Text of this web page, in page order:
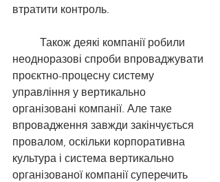
втратити контроль.
неодноразові спроби впроваджувати
проєктно-процесну систему
управління у вертикально
організовані компанії. Але таке
впровадження завжди закінчується
провалом, оскільки корпоративна
культура і система вертикально
організованої компанії суперечить